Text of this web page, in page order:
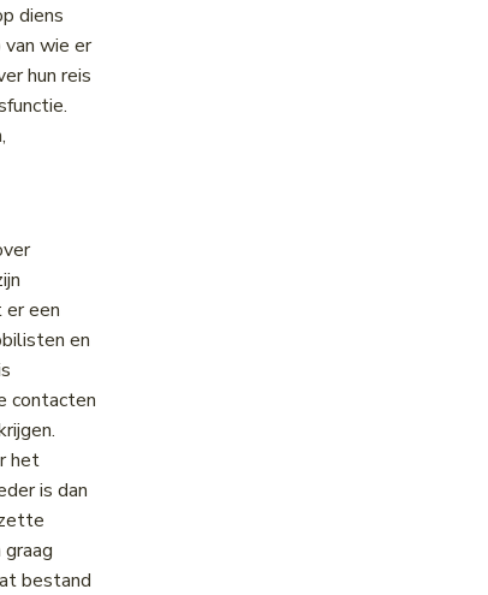
diens
wie er
hun reis
een
en
contacten
het
is dan
bestand